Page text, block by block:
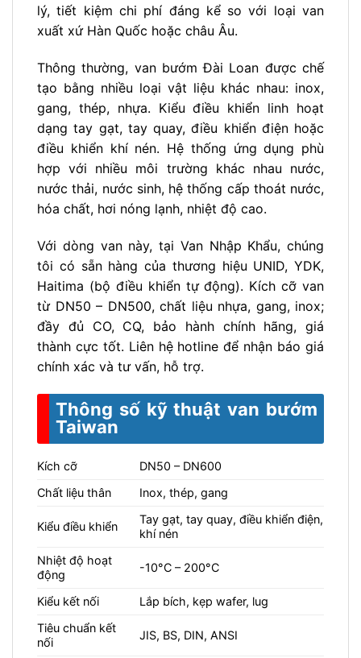
lý, tiết kiệm chi phí đáng kể so với loại van
xuất xứ Hàn Quốc hoặc châu Âu.
Thông thường, van bướm Đài Loan được chế
tạo bằng nhiều loại vật liệu khác nhau: inox,
gang, thép, nhựa. Kiểu điều khiển linh hoạt
dạng tay gạt, tay quay, điều khiển điện hoặc
điều khiển khí nén. Hệ thống ứng dụng phù
hợp với nhiều môi trường khác nhau nước,
nước thải, nước sinh, hệ thống cấp thoát nước,
hóa chất, hơi nóng lạnh, nhiệt độ cao.
Với dòng van này, tại Van Nhập Khẩu, chúng
tôi có sẵn hàng của thương hiệu UNID, YDK,
Haitima (bộ điều khiển tự động). Kích cỡ van
từ DN50 – DN500, chất liệu nhựa, gang, inox;
đầy đủ CO, CQ, bảo hành chính hãng, giá
thành cực tốt. Liên hệ hotline để nhận báo giá
chính xác và tư vấn, hỗ trợ.
Thông số kỹ thuật van bướm
Taiwan
Kích cỡ
DN50 – DN600
Chất liệu thân
Inox, thép, gang
Kiểu điều khiển
Tay gạt, tay quay, điều khiển điện,
khí nén
Nhiệt độ hoạt
động
-10°C – 200°C
Kiểu kết nối
Lắp bích, kẹp wafer, lug
Tiêu chuẩn kết
nối
JIS, BS, DIN, ANSI